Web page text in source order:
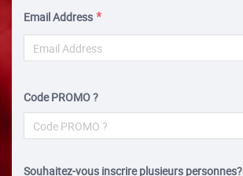
Email Address
Code PROMO ?
Souhaitez-vous inscrire plusieurs personnes?